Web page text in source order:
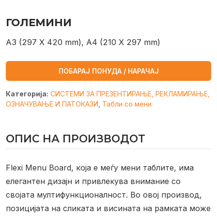
ГОЛЕМИНИ
A3 (297 X 420 mm), A4 (210 X 297 mm)
ПОБАРАЈ ПОНУДА / НАРАЧАЈ
Категорија: СИСТЕМИ ЗА ПРЕЗЕНТИРАЊЕ, РЕКЛАМИРАЊЕ,
ОЗНАЧУВАЊЕ И ПАТОКАЗИ Табли со мени
ОПИС НА ПРОИЗВОДОТ
Flexi Menu Board, која е меѓу мени таблите, има
елегантен дизајн и привлекува внимание со
својата мултифункционалност. Во овој производ,
позицијата на сликата и висината на рамката може